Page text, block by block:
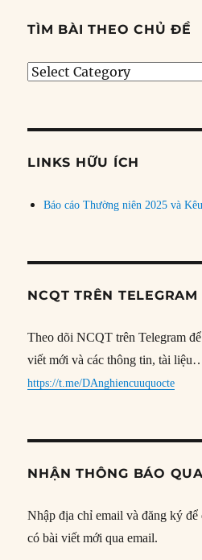
TÌM BÀI THEO CHỦ ĐỀ
Tìm
đề
LINKS HỮU ÍCH
Báo cáo Thường niên 2025 và
NCQT TRÊN TELEGRAM
Theo dõi NCQT trên Telegram
viết mới và các thông tin, tài
https://t.me/DAnghiencuuquocte
NHẬN THÔNG BÁO
Nhập địa chỉ email và đăng ký
có bài viết mới qua email.